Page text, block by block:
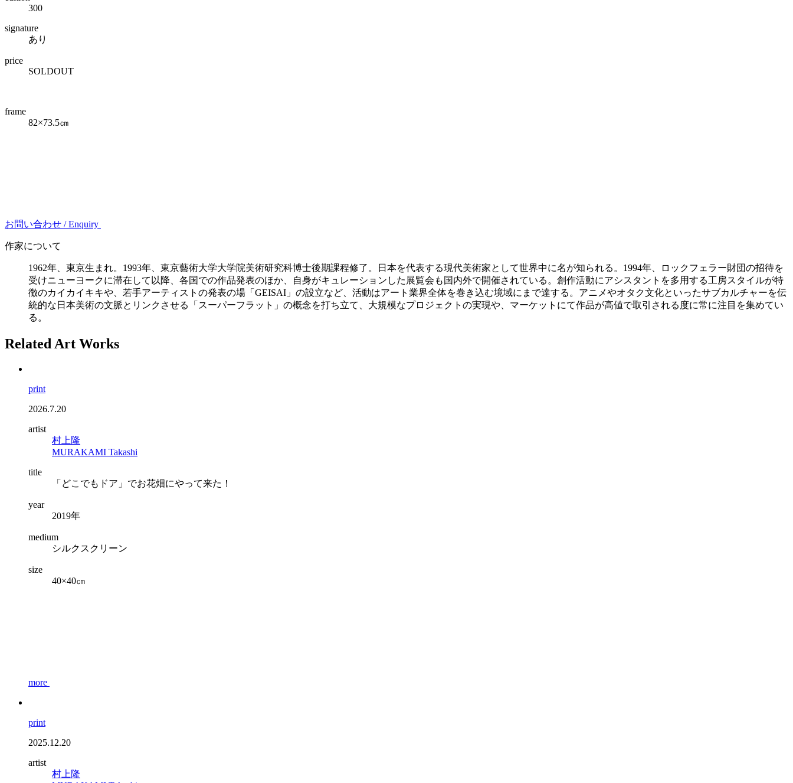
300
signature
あり
price
SOLDOUT
frame
82×73.5㎝
お問い合わせ /Enquiry
作家について
1962年、東京生まれ。1993年、東京藝術大学大学院美術研究科博士後期課程修了。日本を代表する現代美術家として世界中に名が知られる。1994年、ロックフェラー財団の招待を
受けニューヨークに滞在して以降、各国での作品発表のほか、自身がキュレーションした展覧会も国内外で開催されている。創作活動にアシスタントを多用する工房スタイルが特
徴のカイカイキキや、若手アーティストの発表の場「GEISAI」の設立など、活動はアート業界全体を巻き込む境域にまで達する。アニメやオタク文化といったサブカルチャーを伝
統的な日本美術の文脈とリンクさせる「スーパーフラット」の概念を打ち立て、大規模なプロジェクトの実現や、マーケットにて作品が高値で取引される度に常に注目を集めてい
る。
Related Art Works
print
2026.7.20
artist
村上隆
MURAKAMI Takashi
title
「どこでもドア」でお花畑にやって来た！
year
2019年
medium
シルクスクリーン
size
40×40㎝
more
print
2025.12.20
artist
村上隆